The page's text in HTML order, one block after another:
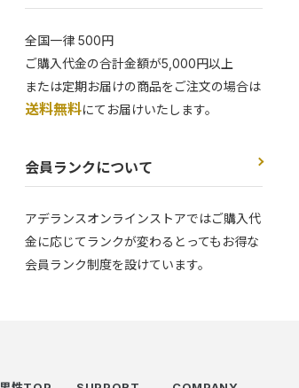
全国一律 500円
ご購入代金の合計金額が5,000円以上
または定期お届けの商品をご注文の場合は
送料無料にてお届けいたします。
会員ランクについて
アデランスオンラインストアではご購入代
金に応じてランクが変わるとってもお得な
会員ランク制度を設けています。